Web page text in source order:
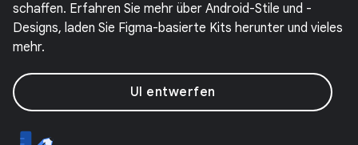
schaffen. Erfahren Sie mehr über Android-Stile und -
Designs, laden Sie Figma-basierte Kits herunter und vieles
mehr.
UI entwerfen